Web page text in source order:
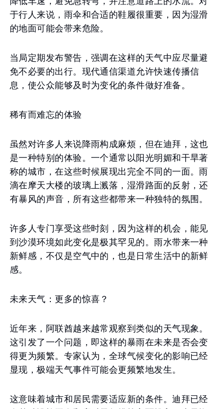
于行人来说，雨伞和合适的鞋履很重要，因为湿滑
的地面可能会带来危险。
当局定期发布警告，强调在这样的天气中应尽量避
免不必要的出行。现代通信渠道允许快速传播信
息，使公众能够及时为变化的条件做好准备。
稀有而难忘的体验
虽然对许多人来说降雨构成麻烦，但在迪拜，这也
是一种特别的体验。一个通常以阳光明媚和干旱著
称的城市，在这些时候展现出完全不同的一面。雨
滴在摩天大楼的玻璃上溅落，湿滑路面的反射，还
有暴风的声音，所有这些都带来一种独特的氛围。
许多人专门享受这些时刻，因为这样的机会，能见
到沙漠环境如此变化是极其罕见的。雨水带来一种
新鲜感，不仅是空气中的，也是日常生活中的新鲜
感。
未来天气：更多的惊喜？
近年来，阿联酋越来越常观察到类似的天气现象。
这引发了一个问题，即这样的暴雨在未来是否会变
得更为频繁。专家认为，全球气候变化的影响已经
显现，极端天气事件可能会更频繁地发生。
这意味着城市和居民需要适应新的条件。迪拜已经